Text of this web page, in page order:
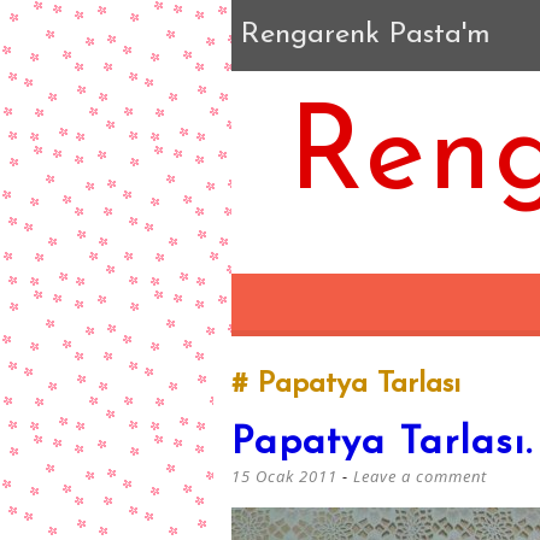
Rengarenk Pasta'm
Papatya Tarlası
Papatya Tarlası.
15 Ocak 2011 Leave a comment